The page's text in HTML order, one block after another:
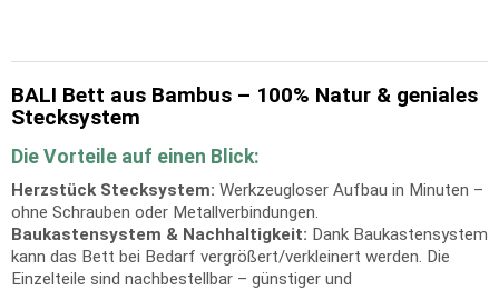
BALI Bett aus Bambus – 100% Natur & geniales
Stecksystem
Die Vorteile auf einen Blick:
Herzstück Stecksystem: Werkzeugloser Aufbau in Minuten –
ohne Schrauben oder Metallverbindungen.
Baukastensystem & Nachhaltigkeit: Dank Baukastensystem
kann das Bett bei Bedarf vergrößert/verkleinert werden. Die
Einzelteile sind nachbestellbar – günstiger und